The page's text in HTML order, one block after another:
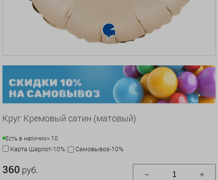
Круг Кремовый сатин (матовый)
Есть в наличии> 10
Карта Шарлот-10% Самовывоз-10%
360 руб.